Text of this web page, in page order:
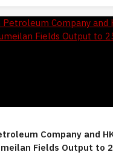
Company and
Fields Output to